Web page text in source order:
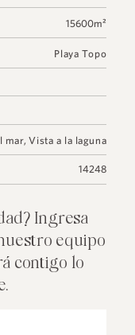
15600m²
Playa Topo
mar,Vista a la laguna
14248
Ingresa
equipo
contigo lo